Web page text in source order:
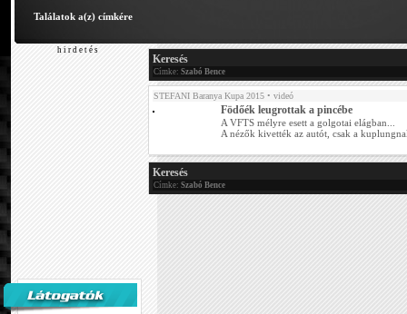
Találatok a(z)címkére
h i r d e t é s
Keresés
Címke: Szabó Bence
STEFANI Baranya Kupa 2015 • videó
Födőék leugrottak a pincébe
A VFTS mélyre esett a golgotai elágban...
A nézők kivették az autót, csak a
Keresés
Címke: Szabó Bence